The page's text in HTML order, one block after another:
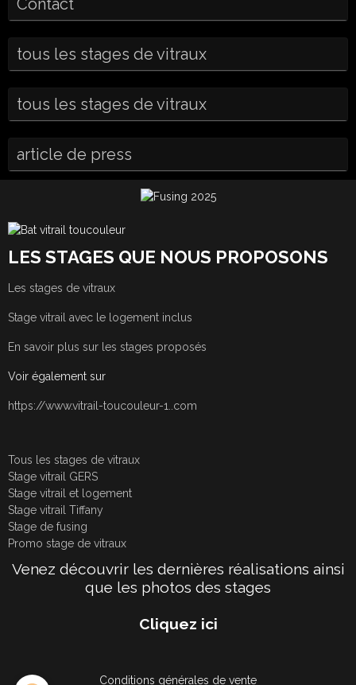
Contact
tous les stages de vitraux
tous les stages de vitraux
article de press
LES STAGES QUE NOUS PROPOSONS
Les stages de vitraux
Stage vitrail avec le logement inclus
En savoir plus sur les stages proposés
Voir également sur
https://www.vitrail-toucouleur-1..com
Tous les stages de vitraux
Stage vitrail GERS
Stage vitrail et logement
Stage vitrail Tiffany
Stage de fusing
Promo stage de vitraux
Venez découvrir les dernières réalisations ainsi
que les photos des stages
Cliquez ici
Conditions générales de vente